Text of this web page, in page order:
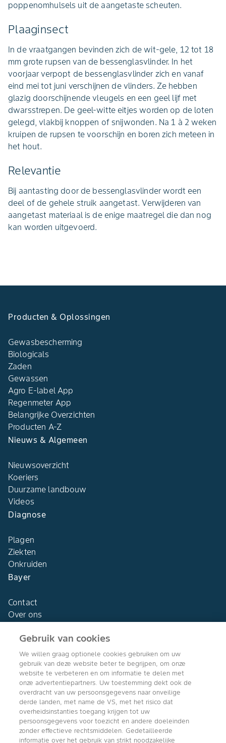
poppenomhulsels uit de aangetaste scheuten.
Plaaginsect
In de vraatgangen bevinden zich de wit-gele, 12 tot 18
mm grote rupsen van de bessenglasvlinder. In het
voorjaar verpopt de bessenglasvlinder zich en vanaf
eind mei tot juni verschijnen de vlinders. Ze hebben
glazig doorschijnende vleugels en een geel lijf met
dwarsstrepen. De geel-witte eitjes worden op de loten
gelegd, vlakbij knoppen of snijwonden. Na 1 à 2 weken
kruipen de rupsen te voorschijn en boren zich meteen in
het hout.
Relevantie
Bij aantasting door de bessenglasvlinder wordt een
deel of de gehele struik aangetast. Verwijderen van
aangetast materiaal is de enige maatregel die dan nog
kan worden uitgevoerd.
Producten & Oplossingen
Gewasbescherming
Biologicals
Zaden
Gewassen
Agro E-label App
Regenmeter App
Belangrijke Overzichten
Producten A-Z
Nieuws & Algemeen
Nieuwsoverzicht
Koeriers
Duurzame landbouw
Videos
Diagnose
Plagen
Ziekten
Onkruiden
Bayer
Contact
Over ons
Agro Bayer
Nederland
Volg ons
Gebruik van cookies
We willen graag optionele cookies gebruiken om uw
gebruik van deze website beter te begrijpen, om onze
website te verbeteren en om informatie te delen met
onze advertentiepartners. Uw toestemming dekt ook de
overdracht van uw persoonsgegevens naar onveilige
derde landen, met name de VS, met het risico dat
overheidsinstanties toegang krijgen tot uw
persoonsgegevens voor toezicht en andere doeleinden
zonder effectieve rechtsmiddelen. Gedetailleerde
informatie over het gebruik van strikt noodzakelijke